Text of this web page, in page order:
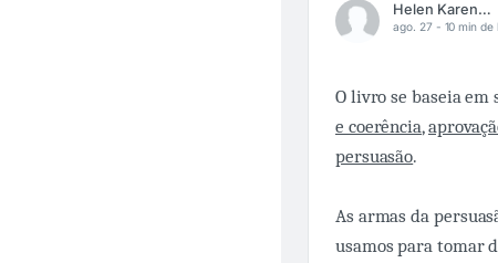
Helen Karen Souza
ago. 27 - 10 min de
O livro se baseia
e coerência,
persuasão.
As armas da
usamos para tomar